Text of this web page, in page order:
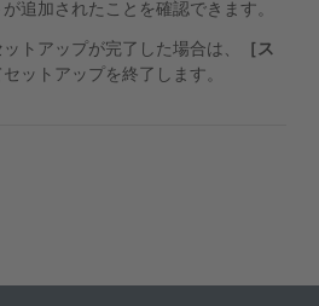
追加されたことを確認できます。
トアップが完了した場合は、
［ス
ットアップを終了します。